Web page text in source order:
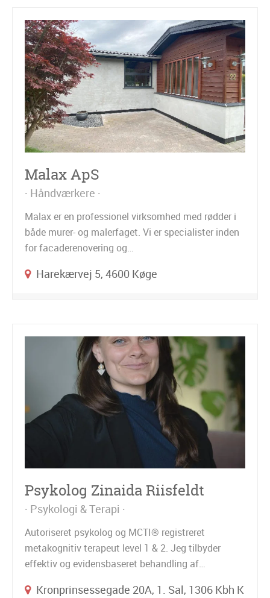
Malax ApS
Håndværkere
Malax er en professionel virksomhed med rødder i
både murer- og malerfaget. Vi er specialister inden
for facaderenovering og…
Harekærvej 5, 4600 Køge
Psykolog Zinaida Riisfeldt
Psykologi & Terapi
Autoriseret psykolog og MCTI® registreret
metakognitiv terapeut level 1 & 2. Jeg tilbyder
effektiv og evidensbaseret behandling af…
Kronprinsessegade 20A, 1. Sal, 1306 Kbh K